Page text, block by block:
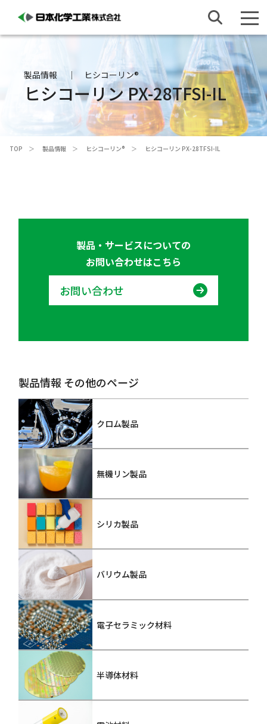
製品情報 ヒシコーリン®
ヒシコーリン PX-28TFSI-IL
TOP 製品情報 ヒシコーリン® ヒシコーリン PX-28TFSI-IL
製品・サービスについての
お問い合わせはこちら
お問い合わせ
製品情報 その他のページ
クロム製品
無機リン製品
シリカ製品
バリウム製品
電子セラミック材料
半導体材料